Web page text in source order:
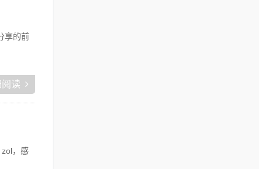
享的前
读
，感